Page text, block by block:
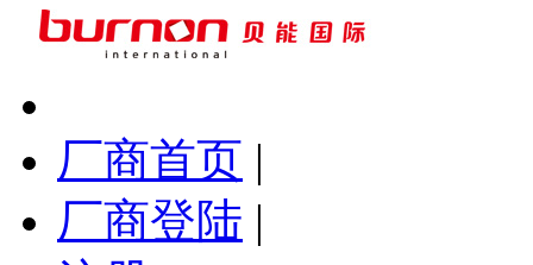
厂商首页 |
厂商登陆 |